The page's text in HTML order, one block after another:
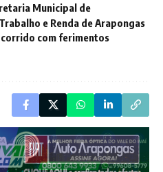
Municipal de
e Renda de Arapongas
com ferimentos